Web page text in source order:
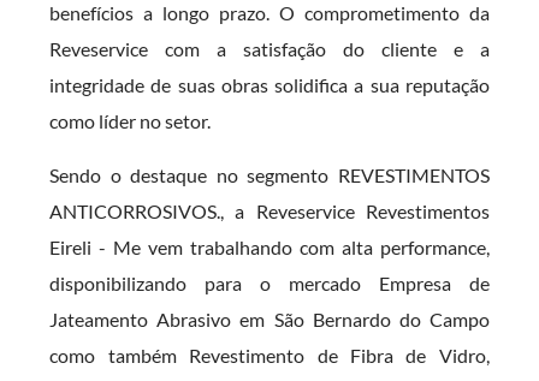
benefícios a longo prazo. O comprometimento da
Reveservice com a satisfação do cliente e a
integridade de suas obras solidifica a sua reputação
como líder no setor.
Sendo o destaque no segmento REVESTIMENTOS
ANTICORROSIVOS., a Reveservice Revestimentos
Eireli - Me vem trabalhando com alta performance,
disponibilizando para o mercado Empresa de
Jateamento Abrasivo em São Bernardo do Campo
como também Revestimento de Fibra de Vidro,